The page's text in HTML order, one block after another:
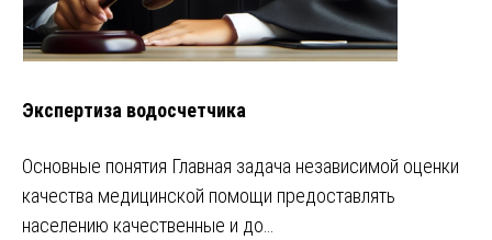
Экспертиза водосчетчика
Основные понятия Главная задача независимой оценки
качества медицинской помощи предоставлять
населению качественные и до…